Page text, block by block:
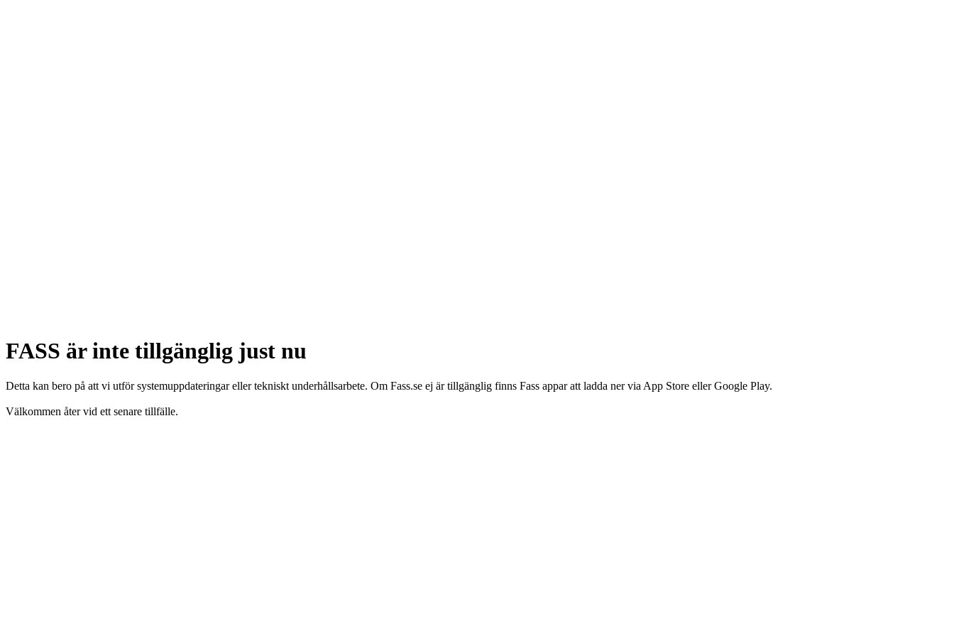
FASS är inte tillgänglig just nu
Detta kan bero på att vi utför systemuppdateringar eller tekniskt underhållsarbete. Om Fass.se ej är tillgänglig finns Fass appar att ladda ner via App Store eller Google Play.
Välkommen åter vid ett senare tillfälle.